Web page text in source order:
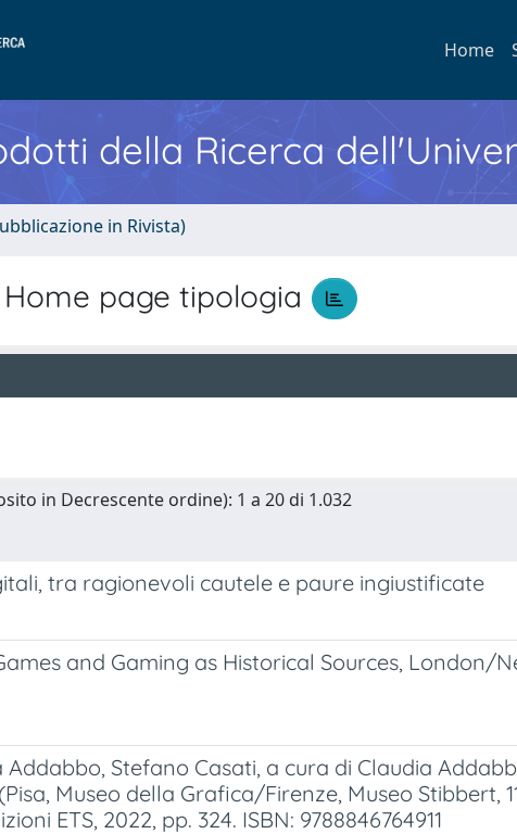
Home
della Ricerca
in Rivista)
Home page tipologia
in Decrescente ordine): 1 a 20 di 1.032
tra ragionevoli cautele e paure ingiustificate
and Gaming as Historical Sources, London/
Addabbo, Stefano Casati, a cura di Claudia
Museo della Grafica/Firenze, Museo Stibbert,
ETS, 2022, pp. 324. ISBN: 9788846764911